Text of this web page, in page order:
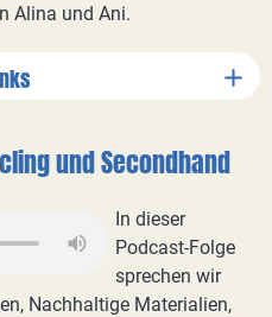
Alina und Ani.
und Secondhand
In dieser
Podcast-Folge
sprechen wir
Nachhaltige Materialien,